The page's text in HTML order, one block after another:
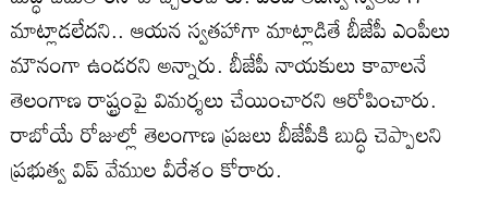
మాట్లాడలేదని.. ఆయన స్వతహాగా మాట్లాడితే బీజేపీ ఎంపీలు
మౌనంగా ఉండరని అన్నారు. బీజేపీ నాయకులు కావాలనే
తెలంగాణ రాష్ట్రంపై విమర్శలు చేయించారని ఆరోపించారు.
రాబోయే రోజుల్లో తెలంగాణ ప్రజలు బీజేపీకి బుద్ధి చెప్పాలని
ప్రభుత్వ విప్ వేముల వీరేశం కోరారు.